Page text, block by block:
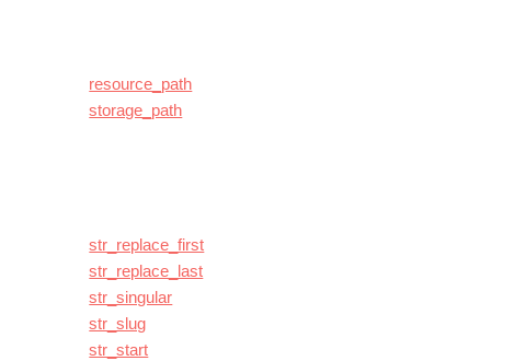
resource_path
storage_path
str_replace_first
str_replace_last
str_singular
str_slug
str_start